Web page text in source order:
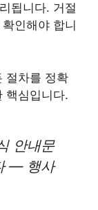
됩니다. 거절
인해야 합니
절차를 정확
핵심입니다.
안내문
— 행사